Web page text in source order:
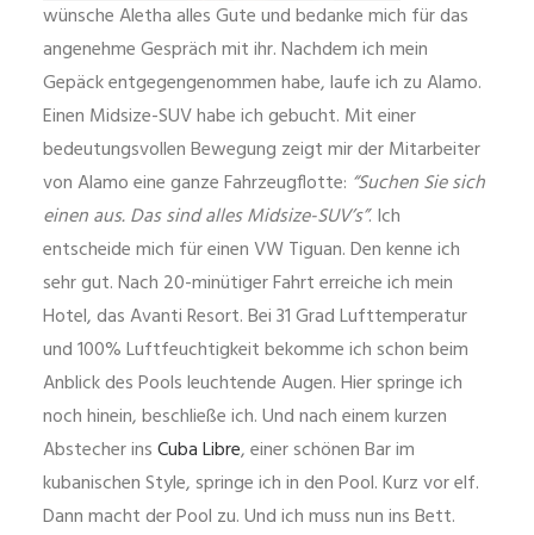
wünsche Aletha alles Gute und bedanke mich für das
angenehme Gespräch mit ihr. Nachdem ich mein
Gepäck entgegengenommen habe, laufe ich zu Alamo.
Einen Midsize-SUV habe ich gebucht. Mit einer
bedeutungsvollen Bewegung zeigt mir der Mitarbeiter
von Alamo eine ganze Fahrzeugflotte: “Suchen Sie sich
einen aus. Das sind alles Midsize-SUV’s”. Ich
entscheide mich für einen VW Tiguan. Den kenne ich
sehr gut. Nach 20-minütiger Fahrt erreiche ich mein
Hotel, das Avanti Resort. Bei 31 Grad Lufttemperatur
und 100% Luftfeuchtigkeit bekomme ich schon beim
Anblick des Pools leuchtende Augen. Hier springe ich
noch hinein, beschließe ich. Und nach einem kurzen
Abstecher insCuba Libre, einer schönen Bar im
kubanischen Style, springe ich in den Pool. Kurz vor elf.
Dann macht der Pool zu. Und ich muss nun ins Bett.